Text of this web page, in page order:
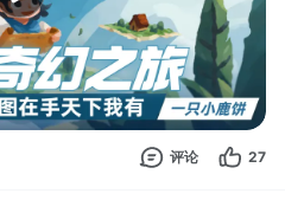
评论 27